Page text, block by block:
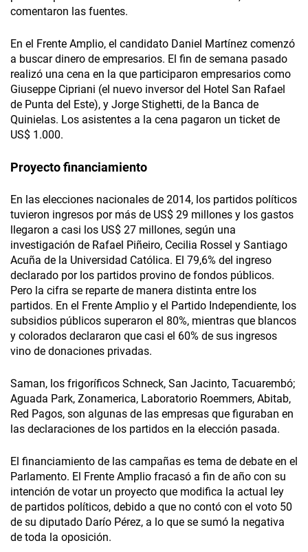
comentaron las fuentes.
En el Frente Amplio, el candidato Daniel Martínez comenzó
a buscar dinero de empresarios. El fin de semana pasado
realizó una cena en la que participaron empresarios como
Giuseppe Cipriani (el nuevo inversor del Hotel San Rafael
de Punta del Este), y Jorge Stighetti, de la Banca de
Quinielas. Los asistentes a la cena pagaron un ticket de
US$ 1.000.
Proyecto financiamiento
En las elecciones nacionales de 2014, los partidos políticos
tuvieron ingresos por más de US$ 29 millones y los gastos
llegaron a casi los US$ 27 millones, según una
investigación de Rafael Piñeiro, Cecilia Rossel y Santiago
Acuña de la Universidad Católica. El 79,6% del ingreso
declarado por los partidos provino de fondos públicos.
Pero la cifra se reparte de manera distinta entre los
partidos. En el Frente Amplio y el Partido Independiente, los
subsidios públicos superaron el 80%, mientras que blancos
y colorados declararon que casi el 60% de sus ingresos
vino de donaciones privadas.
Saman, los frigoríficos Schneck, San Jacinto, Tacuarembó;
Aguada Park, Zonamerica, Laboratorio Roemmers, Abitab,
Red Pagos, son algunas de las empresas que figuraban en
las declaraciones de los partidos en la elección pasada.
El financiamiento de las campañas es tema de debate en el
Parlamento. El Frente Amplio fracasó a fin de año con su
intención de votar un proyecto que modifica la actual ley
de partidos políticos, debido a que no contó con el voto 50
de su diputado Darío Pérez, a lo que se sumó la negativa
de toda la oposición.